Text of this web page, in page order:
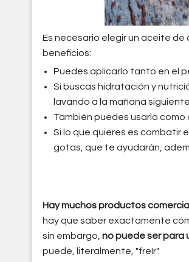
Es necesario elegir un aceite
beneficios:
Puedes aplicarlo tanto en el
Si buscas hidratación y
lavando a la mañana
También puedes usarlo
Si lo que quieres es combatir
gotas, que te ayudarán,
Hay muchos productos
hay que saber exactamente
sin embargo, no puede ser para
puede, literalmente, "freír".